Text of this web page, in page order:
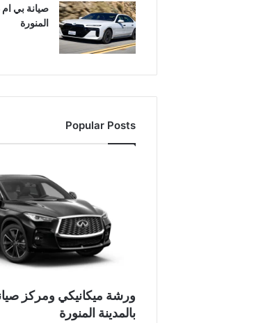
صيانة بي ام
المنورة
Popular Posts
ورشة ميكانيكي ومركز
بالمدينة المنورة